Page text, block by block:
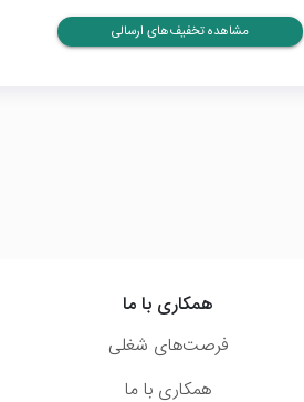
مشاهده تخفیف‌های ارسالی
همکاری با ما
فرصت‌های شغلی
همکاری با ما